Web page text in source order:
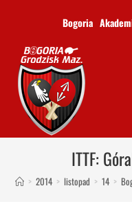
Bogoria
ITTF:
> 2014 > listopad > 14 >